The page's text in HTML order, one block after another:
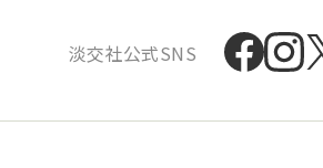
淡交社公式SNS